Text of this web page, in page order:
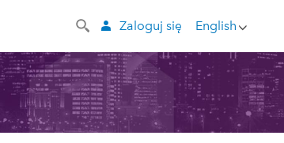
English
Zaloguj się